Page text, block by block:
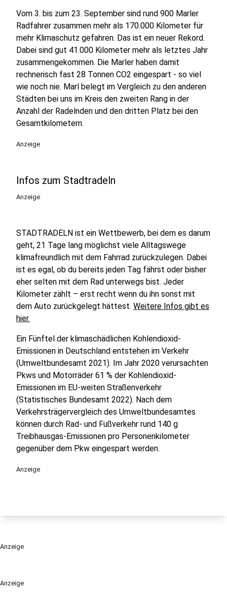
Anzeige
Vom 3. bis zum 23. September sind rund 900 Marler
Radfahrer zusammen mehr als 170.000 Kilometer für
mehr Klimaschutz gefahren. Das ist ein neuer Rekord.
Dabei sind gut 41.000 Kilometer mehr als letztes Jahr
zusammengekommen. Die Marler haben damit
rechnerisch fast 28 Tonnen CO2 eingespart - so viel
wie noch nie. Marl belegt im Vergleich zu den anderen
Städten bei uns im Kreis den zweiten Rang in der
Anzahl der Radelnden und den dritten Platz bei den
Gesamtkilometern.
Anzeige
Infos zum Stadtradeln
Anzeige
STADTRADELN ist ein Wettbewerb, bei dem es darum
geht, 21 Tage lang möglichst viele Alltagswege
klimafreundlich mit dem Fahrrad zurückzulegen. Dabei
ist es egal, ob du bereits jeden Tag fährst oder bisher
eher selten mit dem Rad unterwegs bist. Jeder
Kilometer zählt – erst recht wenn du ihn sonst mit
dem Auto zurückgelegt hättest. Weitere Infos gibt es
hier.
Ein Fünftel der klimaschädlichen Kohlendioxid-
Emissionen in Deutschland entstehen im Verkehr
(Umweltbundesamt 2021). Im Jahr 2020 verursachten
Pkws und Motorräder 61 % der Kohlendioxid-
Emissionen im EU-weiten Straßenverkehr
(Statistisches Bundesamt 2022). Nach dem
Verkehrsträgervergleich des Umweltbundesamtes
können durch Rad- und Fußverkehr rund 140 g
Treibhausgas-Emissionen pro ⁠Personenkilometer⁠
gegenüber dem Pkw eingespart werden.
Anzeige
Anzeige